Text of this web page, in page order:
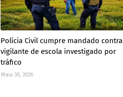
Polícia Civil cumpre mandado contra
vigilante de escola investigado por
tráfico
Maio 30, 2026